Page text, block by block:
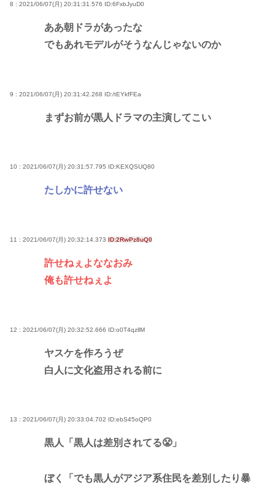
8 : 2021/06/07(月) 20:31:31.576 ID:6FxbJyuD0
ああ朝ドラがあったな
でもあれモデルがそうなんじゃないのか
9 : 2021/06/07(月) 20:31:42.268 ID:/tEYkfFEa
まずお前が黒人ドラマの主演してこい
10 : 2021/06/07(月) 20:31:57.795 ID:KEXQSUQ80
たしかに許せない
11 : 2021/06/07(月) 20:32:14.373 ID:2RwPz8uQ0
許せねぇよななおみ
俺も許せねぇよ
12 : 2021/06/07(月) 20:32:52.666 ID:o0T4qzllM
ヤスケを作ろうぜ
白人に文化盗用される前に
13 : 2021/06/07(月) 20:33:04.702 ID:ebS45oQP0
黒人「黒人は差別されてる😤」
ぼく「でも黒人がアジア系住民を差別したり暴